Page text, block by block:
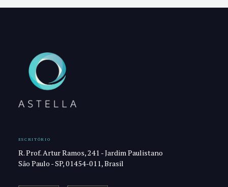
ESCRITÓRIO
R. Prof. Artur Ramos, 241 - Jardim Paulistano
São Paulo - SP, 01454-011, Brasil